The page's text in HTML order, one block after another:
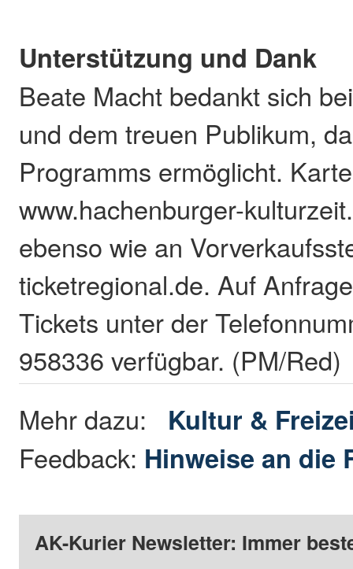
Unterstützung und Dank
Beate Macht bedankt sich
und dem treuen Publikum,
Programms ermöglicht.
www.hachenburger-
ebenso wie an
ticketregional.de. Auf
Tickets unter der
958336 verfügbar. (PM/Red)
Mehr dazu: Kultur &
Feedback: Hinweise an die
AK-Kurier Newsletter: Immer